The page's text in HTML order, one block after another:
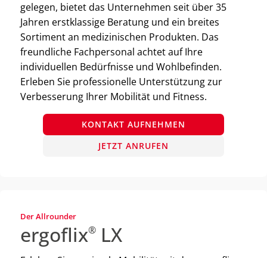
gelegen, bietet das Unternehmen seit über 35
Jahren erstklassige Beratung und ein breites
Sortiment an medizinischen Produkten. Das
freundliche Fachpersonal achtet auf Ihre
individuellen Bedürfnisse und Wohlbefinden.
Erleben Sie professionelle Unterstützung zur
Verbesserung Ihrer Mobilität und Fitness.
KONTAKT AUFNEHMEN
JETZT ANRUFEN
Der Allrounder
ergoflix®LX